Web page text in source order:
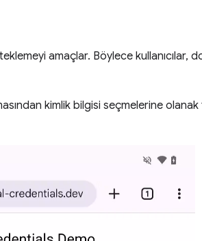
amaçlar. Böylece kullanıcılar,
kimlik bilgisi seçmelerine olanak